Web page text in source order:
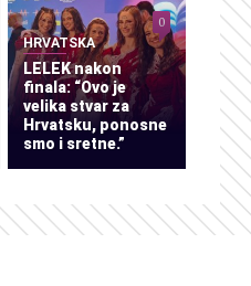
HRVATSKA
LELEK nakon
finala: “Ovo je
velika stvar za
Hrvatsku, ponosne
smo i sretne.”
0